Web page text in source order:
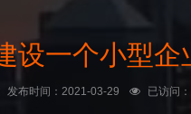
设一个小型企
发布时间：2021-03-29 已访问